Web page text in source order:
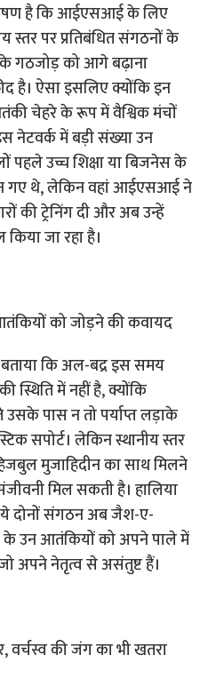
है कि आईएसआई के लिए
स्तर पर प्रतिबंधित संगठनों के
गठजोड़ को आगे बढ़ाना
है। ऐसा इसलिए क्योंकि इन
चेहरे के रूप में वैश्विक मंचों
नेटवर्क में बड़ी संख्या उन
पहले उच्च शिक्षा या बिजनेस के
गए थे, लेकिन वहां आईएसआई ने
की ट्रेनिंग दी और अब उन्हें
जा रहा है।
को जोड़ने की कवायद
बताया कि अल-बद्र इस समय
में नहीं है, क्योंकि
पास न तो पर्याप्त लड़ाके
सपोर्ट। लेकिन स्थानीय स्तर
मुजाहिदीन का साथ मिलने
मिल सकती है। हालिया
दोनों संगठन अब जैश-ए-
उन आतंकियों को अपने पाले में
अपने नेतृत्व से असंतुष्ट हैं।
वर्चस्व की जंग का भी खतरा